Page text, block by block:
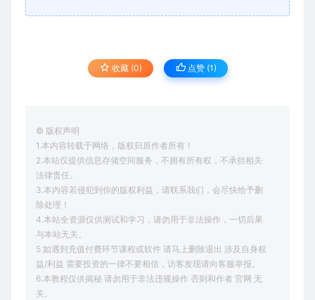
收藏 (0) 点赞 (1)
© 版权声明
1.本内容转载于网络，版权归原作者所有！
2.本站仅提供信息存储空间服务，不拥有所有权，不承担相关
法律责任。
3.本内容若侵犯到你的版权利益，请联系我们，会尽快给予删
除处理！
4.本站全资源仅供测试和学习，请勿用于非法操作，一切后果
与本站无关。
5.如遇到充值付费环节课程或软件 请马上删除退出 涉及自身权
益/利益 需要投资的一律不要相信，访客发现请向客服举报。
6.本教程仅供揭秘 请勿用于非法违规操作 否则和作者 官网 无
关。